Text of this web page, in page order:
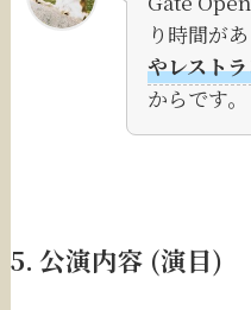
り時間が
やレスト
からです。
5. 公演内容 (演目)